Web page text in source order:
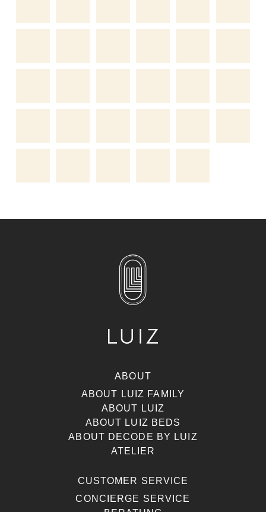
ABOUT
ABOUT LUIZ FAMILY
ABOUT LUIZ
ABOUT LUIZ BEDS
ABOUT DECODE BY LUIZ
ATELIER
CUSTOMER SERVICE
CONCIERGE SERVICE